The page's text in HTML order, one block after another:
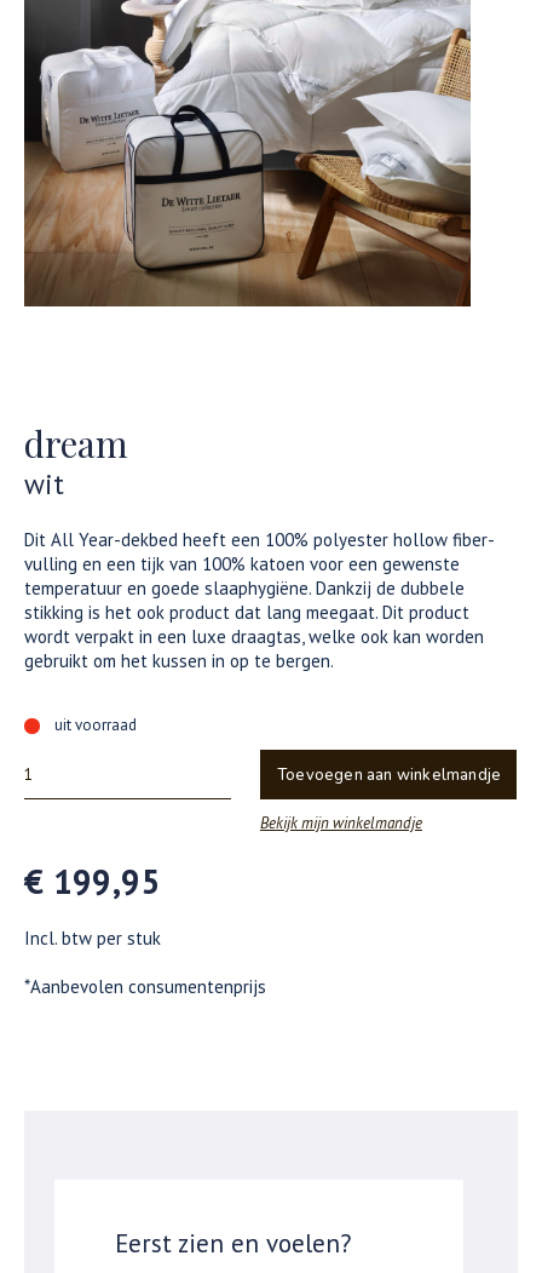
dream
wit
Dit All Year-dekbed heeft een 100% polyester hollow fiber-
vulling en een tijk van 100% katoen voor een gewenste
temperatuur en goede slaaphygiëne. Dankzij de dubbele
stikking is het ook product dat lang meegaat. Dit product
wordt verpakt in een luxe draagtas, welke ook kan worden
gebruikt om het kussen in op te bergen.
uit voorraad
Toevoegen aan winkelmandje
Bekijk mijn winkelmandje
€ 199,95
Incl. btw per stuk
*Aanbevolen consumentenprijs
Eerst zien en voelen?